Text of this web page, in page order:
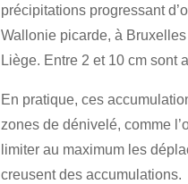
précipitations progressant
Wallonie picarde, à
Liège. Entre 2 et 10 cm sont
En pratique, ces
zones de dénivelé, comme
limiter au maximum les
creusent des accumulations.